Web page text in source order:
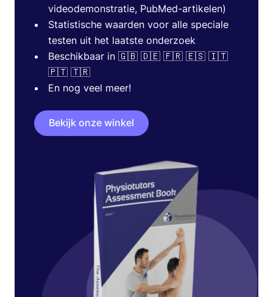
videodemonstratie, PubMed-artikelen)
Statistische waarden voor alle speciale
testen uit het laatste onderzoek
Beschikbaar in 🇬🇧 🇩🇪 🇫🇷 🇪🇸 🇮🇹
🇵🇹 🇹🇷
En nog veel meer!
Bekijk onze winkel